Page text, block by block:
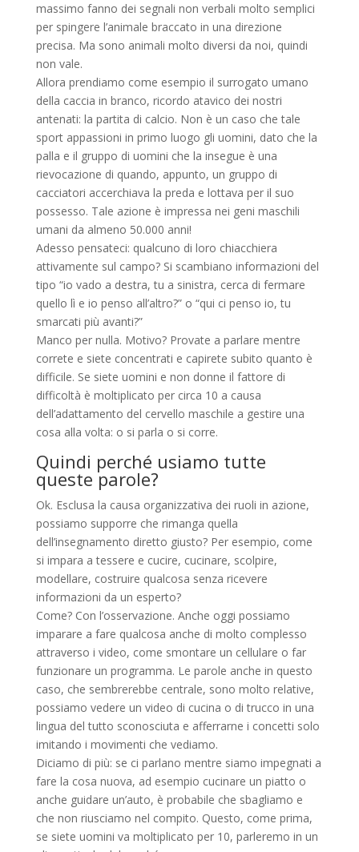
massimo fanno dei segnali non verbali molto semplici
per spingere l’animale braccato in una direzione
precisa. Ma sono animali molto diversi da noi, quindi
non vale.
Allora prendiamo come esempio il surrogato umano
della caccia in branco, ricordo atavico dei nostri
antenati: la partita di calcio. Non è un caso che tale
sport appassioni in primo luogo gli uomini, dato che la
palla e il gruppo di uomini che la insegue è una
rievocazione di quando, appunto, un gruppo di
cacciatori accerchiava la preda e lottava per il suo
possesso. Tale azione è impressa nei geni maschili
umani da almeno 50.000 anni!
Adesso pensateci: qualcuno di loro chiacchiera
attivamente sul campo? Si scambiano informazioni del
tipo “io vado a destra, tu a sinistra, cerca di fermare
quello lì e io penso all’altro?” o “qui ci penso io, tu
smarcati più avanti?”
Manco per nulla. Motivo? Provate a parlare mentre
correte e siete concentrati e capirete subito quanto è
difficile. Se siete uomini e non donne il fattore di
difficoltà è moltiplicato per circa 10 a causa
dell’adattamento del cervello maschile a gestire una
cosa alla volta: o si parla o si corre.
Quindi perché usiamo tutte
queste parole?
Ok. Esclusa la causa organizzativa dei ruoli in azione,
possiamo supporre che rimanga quella
dell’insegnamento diretto giusto? Per esempio, come
si impara a tessere e cucire, cucinare, scolpire,
modellare, costruire qualcosa senza ricevere
informazioni da un esperto?
Come? Con l’osservazione. Anche oggi possiamo
imparare a fare qualcosa anche di molto complesso
attraverso i video, come smontare un cellulare o far
funzionare un programma. Le parole anche in questo
caso, che sembrerebbe centrale, sono molto relative,
possiamo vedere un video di cucina o di trucco in una
lingua del tutto sconosciuta e afferrarne i concetti solo
imitando i movimenti che vediamo.
Diciamo di più: se ci parlano mentre siamo impegnati a
fare la cosa nuova, ad esempio cucinare un piatto o
anche guidare un’auto, è probabile che sbagliamo e
che non riusciamo nel compito. Questo, come prima,
se siete uomini va moltiplicato per 10, parleremo in un